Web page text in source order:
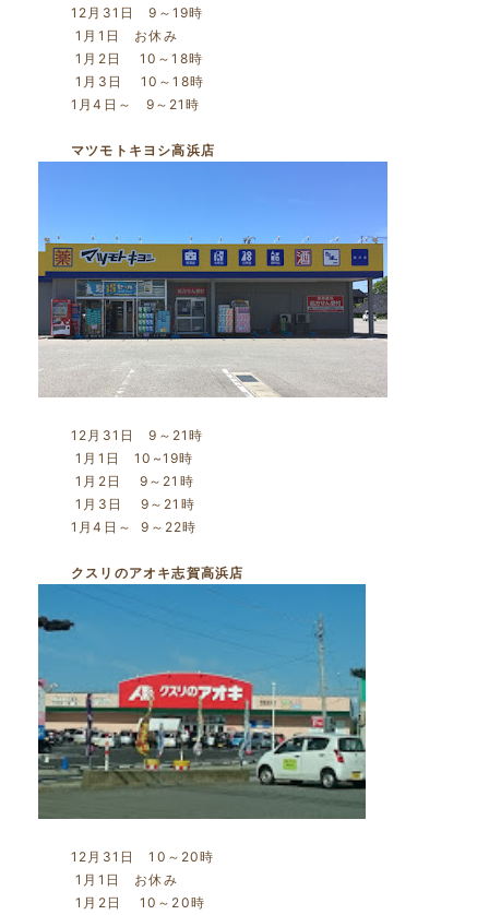
12月31日 9～19時
1月1日 お休み
1月2日 10～18時
1月3日 10～18時
1月4日～ 9～21時
マツモトキヨシ高浜店
12月31日 9～21時
1月1日 10~19時
1月2日 9～21時
1月3日 9～21時
1月4日～ 9～22時
クスリのアオキ志賀高浜店
12月31日 10～20時
1月1日 お休み
1月2日 10～20時